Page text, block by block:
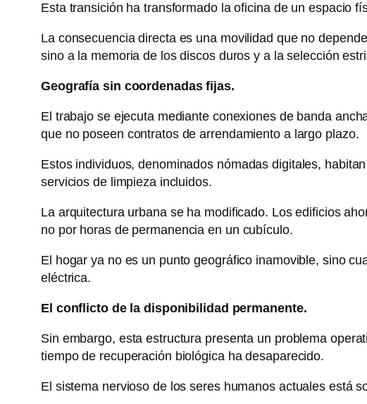
Esta transición ha transformado la oficina de un espacio
La consecuencia directa es una movilidad que no
sino a la memoria de los discos duros y a la selección
Geografía sin coordenadas fijas.
El trabajo se ejecuta mediante conexiones de banda
que no poseen contratos de arrendamiento a largo plazo.
Estos individuos, denominados nómadas digitales,
servicios de limpieza incluidos.
La arquitectura urbana se ha modificado. Los edificios
no por horas de permanencia en un cubículo.
El hogar ya no es un punto geográfico inamovible, sino
eléctrica.
El conflicto de la disponibilidad permanente.
Sin embargo, esta estructura presenta un problema
tiempo de recuperación biológica ha desaparecido.
El sistema nervioso de los seres humanos actuales está